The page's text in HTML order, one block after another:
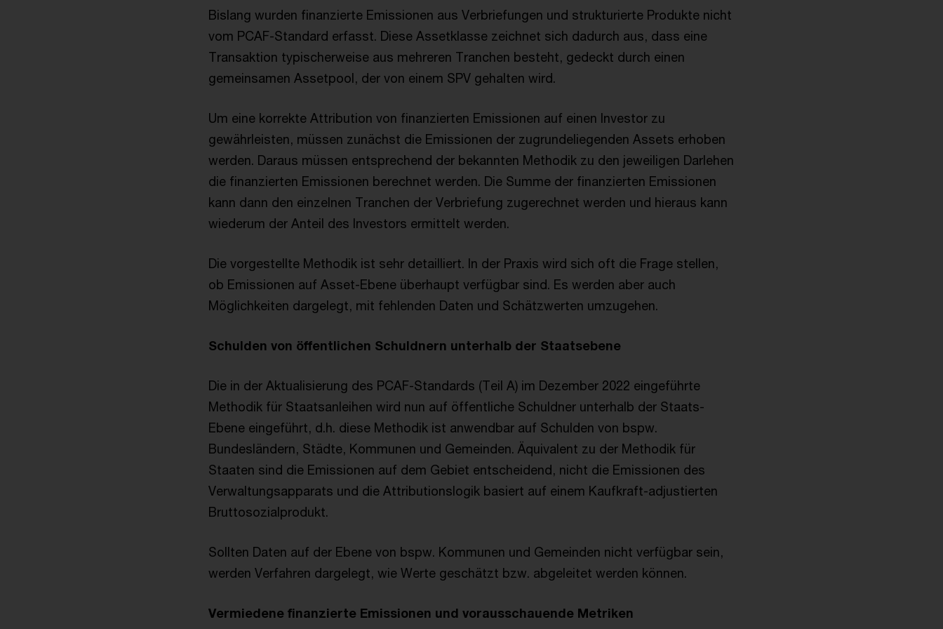
Bislang wurden finanzierte Emissionen aus Verbriefungen und strukturierte Produkte nicht
vom PCAF-Standard erfasst. Diese Assetklasse zeichnet sich dadurch aus, dass eine
Transaktion typischerweise aus mehreren Tranchen besteht, gedeckt durch einen
gemeinsamen Assetpool, der von einem SPV gehalten wird.
Um eine korrekte Attribution von finanzierten Emissionen auf einen Investor zu
gewährleisten, müssen zunächst die Emissionen der zugrundeliegenden Assets erhoben
werden. Daraus müssen entsprechend der bekannten Methodik zu den jeweiligen Darlehen
die finanzierten Emissionen berechnet werden. Die Summe der finanzierten Emissionen
kann dann den einzelnen Tranchen der Verbriefung zugerechnet werden und hieraus kann
wiederum der Anteil des Investors ermittelt werden.
Die vorgestellte Methodik ist sehr detailliert. In der Praxis wird sich oft die Frage stellen,
ob Emissionen auf Asset-Ebene überhaupt verfügbar sind. Es werden aber auch
Möglichkeiten dargelegt, mit fehlenden Daten und Schätzwerten umzugehen.
Schulden von öffentlichen Schuldnern unterhalb der Staatsebene
Die in der Aktualisierung des PCAF-Standards (Teil A) im Dezember 2022 eingeführte
Methodik für Staatsanleihen wird nun auf öffentliche Schuldner unterhalb der Staats-
Ebene eingeführt, d.h. diese Methodik ist anwendbar auf Schulden von bspw.
Bundesländern, Städte, Kommunen und Gemeinden. Äquivalent zu der Methodik für
Staaten sind die Emissionen auf dem Gebiet entscheidend, nicht die Emissionen des
Verwaltungsapparats und die Attributionslogik basiert auf einem Kaufkraft-adjustierten
Bruttosozialprodukt.
Sollten Daten auf der Ebene von bspw. Kommunen und Gemeinden nicht verfügbar sein,
werden Verfahren dargelegt, wie Werte geschätzt bzw. abgeleitet werden können.
Vermiedene finanzierte Emissionen und vorausschauende Metriken